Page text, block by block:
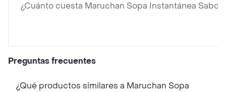
¿Cuánto cuesta Maruchan Sopa Instantánea Sabor
Preguntas frecuentes
¿Qué productos similares a Maruchan Sopa